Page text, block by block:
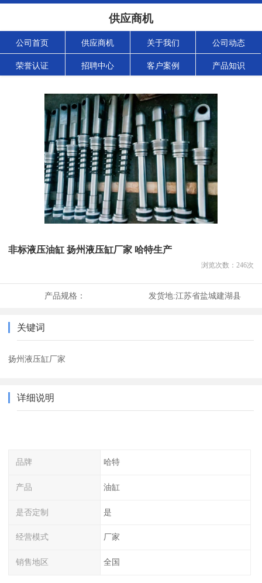
供应商机
公司首页 供应商机 关于我们 公司动态
荣誉认证 招聘中心 客户案例 产品知识
非标液压油缸 扬州液压缸厂家 哈特生产
浏览次数： 246次
产品规格： 发货地:江苏省盐城建湖县
关键词
扬州液压缸厂家
详细说明
品牌 哈特
产品 油缸
是否定制 是
经营模式 厂家
销售地区 全国